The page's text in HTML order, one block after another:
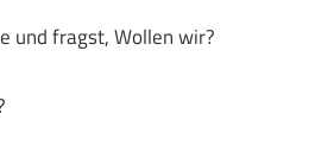
und fragst, Wollen wir?